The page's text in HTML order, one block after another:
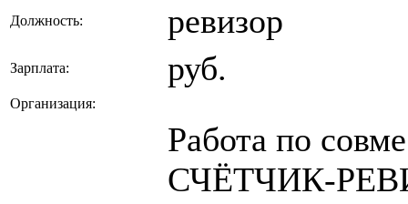
Должность: ревизор
Зарплата: руб.
Организация:
Работа по
СЧЁТЧИК-